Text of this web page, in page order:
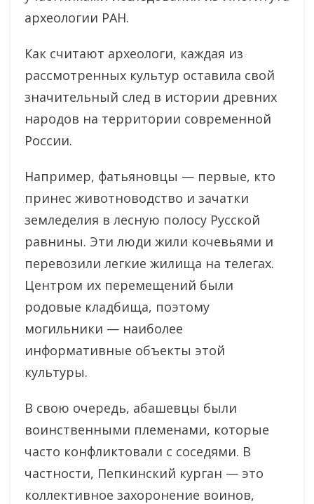
археологии РАН.
Как считают археологи, каждая из
рассмотренных культур оставила свой
значительный след в истории древних
народов на территории современной
России.
Например, фатьяновцы — первые, кто
принес животноводство и зачатки
земледелия в лесную полосу Русской
равнины. Эти люди жили кочевьями и
перевозили легкие жилища на телегах.
Центром их перемещений были
родовые кладбища, поэтому
могильники — наиболее
информативные объекты этой
культуры.
В свою очередь, абашевцы были
воинственными племенами, которые
часто конфликтовали с соседями. В
частности, Пепкинский курган — это
коллективное захоронение воинов,